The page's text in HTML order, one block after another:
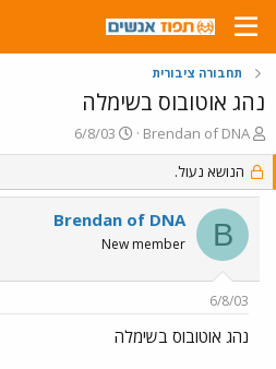
תחבורה ציבורית
נהג אוטובוס בשימלה
פ
ו
ת
ח
נ
Brendan of DNA
פ
ו
ס
ב
ת
ך
6/8/03
הנושא נעול.
B
Brendan of DNA
New member
6/8/03
נהג אוטובוס בשימלה